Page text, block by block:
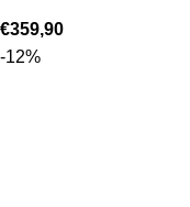
€359,90
-12%